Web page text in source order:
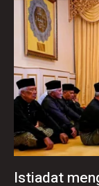
Istiadat